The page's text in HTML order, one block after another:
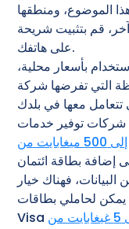
الموضوع، ومنطقها
على هاتفك.
بأسعار محلية،
التي تفرضها شركة
الحصول على ما يصل إلى 500 ميغابايت من
فهناك خيار
يمكن لحاملي بطاقات
الحصول على ما يصل إلى 5 غيغابايت من